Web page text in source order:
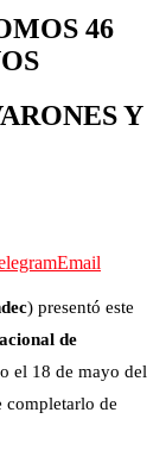
46
Y
Email
) presentó este
de
el 18 de mayo del
completarlo de